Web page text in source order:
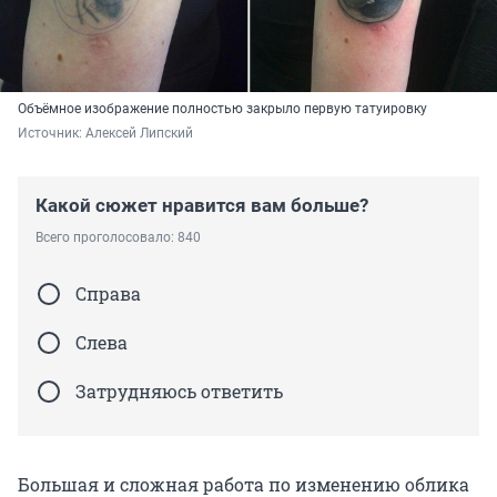
Объёмное изображение полностью закрыло первую татуировку
Источник: Алексей Липский
Какой сюжет нравится вам больше?
Всего проголосовало: 840
Справа
Слева
Затрудняюсь ответить
Большая и сложная работа по изменению облика